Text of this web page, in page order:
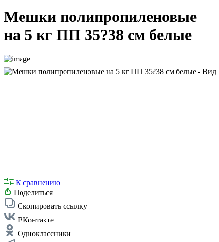
Мешки полипропиленовые
на 5 кг ПП 35?38 см белые
К сравнению
Поделиться
Скопировать ссылку
ВКонтакте
Одноклассники